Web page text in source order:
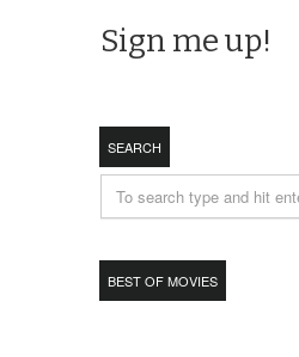
SEARCH
BEST OF MOVIES